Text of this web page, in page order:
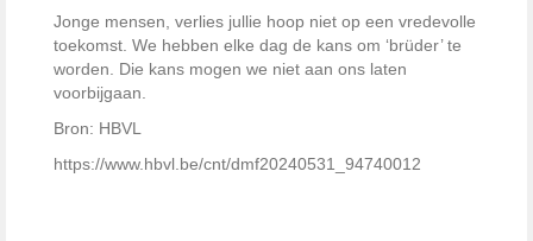
Jonge mensen, verlies jullie hoop niet op een vredevolle
toekomst. We hebben elke dag de kans om ‘brüder’ te
worden. Die kans mogen we niet aan ons laten
voorbijgaan.
Bron: HBVL
https://www.hbvl.be/cnt/dmf20240531_94740012